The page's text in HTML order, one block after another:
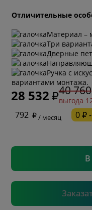
Отличительные
Материал –
Три
Дверные
Ручка с
вариантами монтажа.
28 532 40 760
выгода
792
/ месяц 0 ₽
* обязательное поле
*